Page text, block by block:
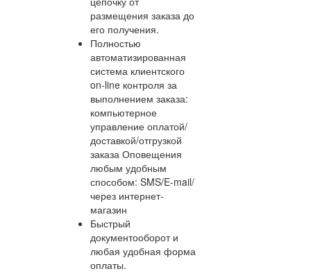
размещения заказа до
его получения.
Полностью
автоматизированная
система клиентского
on-line контроля за
выполнением заказа:
компьютерное
управление оплатой/
доставкой/отгрузкой
заказа Оповещения
любым удобным
способом: SMS/E-mail/
через интернет-
магазин
Быстрый
документооборот и
любая удобная форма
оплаты.